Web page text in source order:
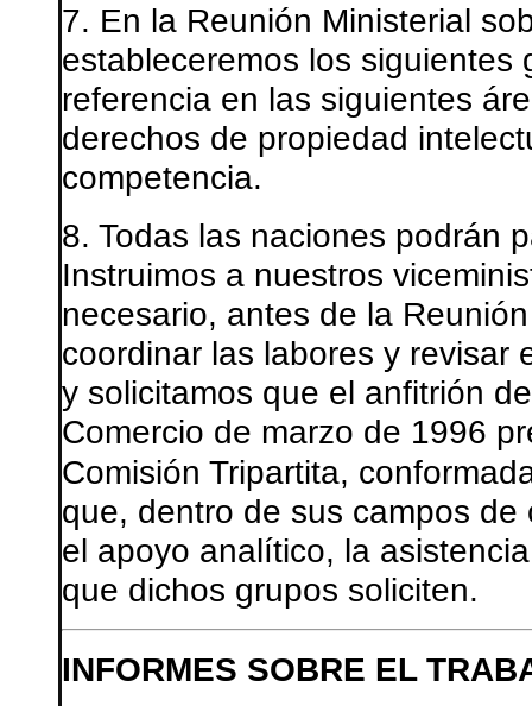
7. En la Reunión Ministerial
estableceremos los siguientes
referencia en las siguientes
derechos de propiedad
competencia.
8. Todas las naciones podrán
Instruimos a nuestros
necesario, antes de la
coordinar las labores y revisar
y solicitamos que el anfitrión
Comercio de marzo de 1996
Comisión Tripartita,
que, dentro de sus campos
el apoyo analítico, la
que dichos grupos soliciten.
INFORMES SOBRE EL